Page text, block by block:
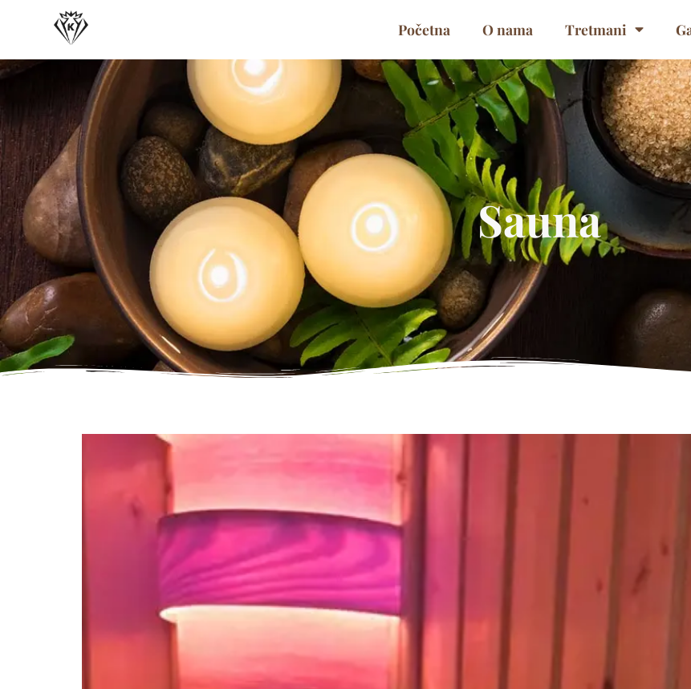
Početna O nama Tretmani
Sauna